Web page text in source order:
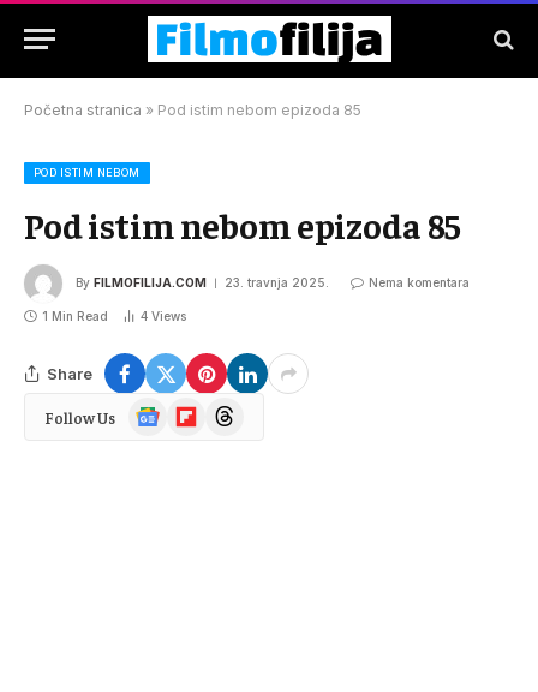
Početna stranica » Pod istim nebom epizoda 85
POD ISTIM NEBOM
Pod istim nebom epizoda 85
By FILMOFILIJA.COM 23. travnja 2025. Nema komentara
1 Min Read 4 Views
Share
Follow Us
Google
News
FlipboardThreads